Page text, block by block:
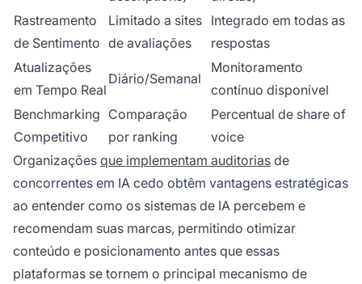
Rastreamento
de Sentimento
Limitado a sites
de avaliações
Integrado em todas as
respostas
Atualizações
em Tempo Real
Diário/Semanal
Monitoramento
contínuo disponível
Benchmarking
Competitivo
Comparação
por ranking
Percentual de share of
voice
Organizações que implementam auditorias de
concorrentes em IA cedo obtêm vantagens estratégicas
ao entender como os sistemas de IA percebem e
recomendam suas marcas, permitindo otimizar
conteúdo e posicionamento antes que essas
plataformas se tornem o principal mecanismo de